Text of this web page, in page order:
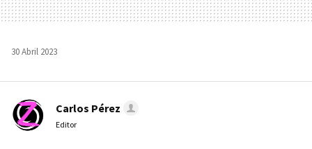
30 Abril 2023
Carlos Pérez
Editor